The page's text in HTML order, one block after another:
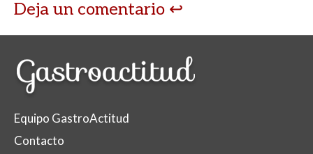
Deja un comentario
Equipo GastroActitud
Contacto